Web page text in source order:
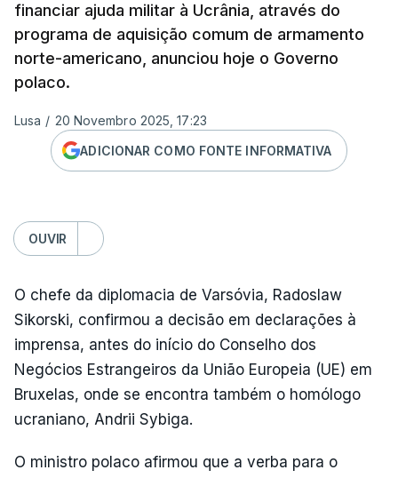
financiar ajuda militar à Ucrânia, através do
programa de aquisição comum de armamento
norte-americano, anunciou hoje o Governo
polaco.
Lusa / 20 Novembro 2025, 17:23
ADICIONAR COMO FONTE INFORMATIVA
OUVIR
O chefe da diplomacia de Varsóvia, Radoslaw
Sikorski, confirmou a decisão em declarações à
imprensa, antes do início do Conselho dos
Negócios Estrangeiros da União Europeia (UE) em
Bruxelas, onde se encontra também o homólogo
ucraniano, Andrii Sybiga.
O ministro polaco afirmou que a verba para o